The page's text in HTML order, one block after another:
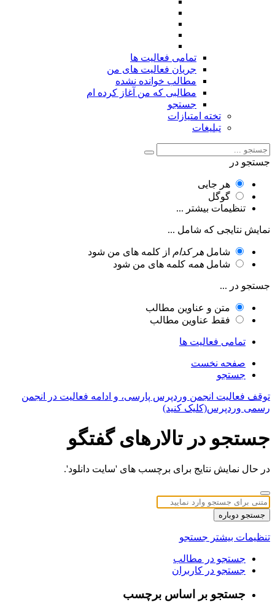
تمامی فعالیت ها
جریان فعالیت های من
مطالب خوانده نشده
مطالبی که من آغاز کرده ام
جستجو
تخته امتیازات
تبلیغات
جستجو در
هر جایی
گوگل
تنظیمات بیشتر ...
نمایش نتایجی که شامل ...
شامل هر کدام از کلمه های من شود
شامل همه کلمه های من شود
جستجو در ...
متن و عناوین مطالب
فقط عناوین مطالب
تمامی فعالیت ها
صفحه نخست
جستجو
توقف فعالیت انجمن وردپرس پارسی، و ادامه فعالیت در انجمن
رسمی وردپرس(کلیک کنید)
جستجو در تالارهای گفتگو
در حال نمایش نتایج برای برچسب های 'سایت دانلود'.
جستجو دوباره
تنظیمات بیشتر جستجو
جستجو در مطالب
جستجو در کاربران
جستجو بر اساس برچسب